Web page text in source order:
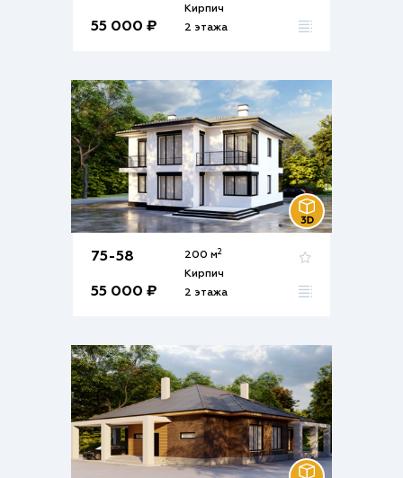
55 000 ₽
Кирпич
2 этажа
75-58
55 000 ₽
200 м2
Кирпич
2 этажа